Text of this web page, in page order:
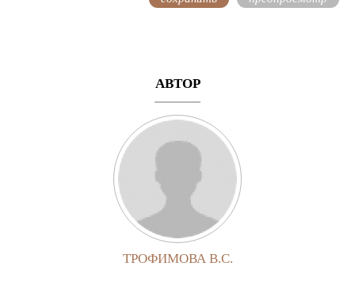
АВТОР
ТРОФИМОВА В.С.